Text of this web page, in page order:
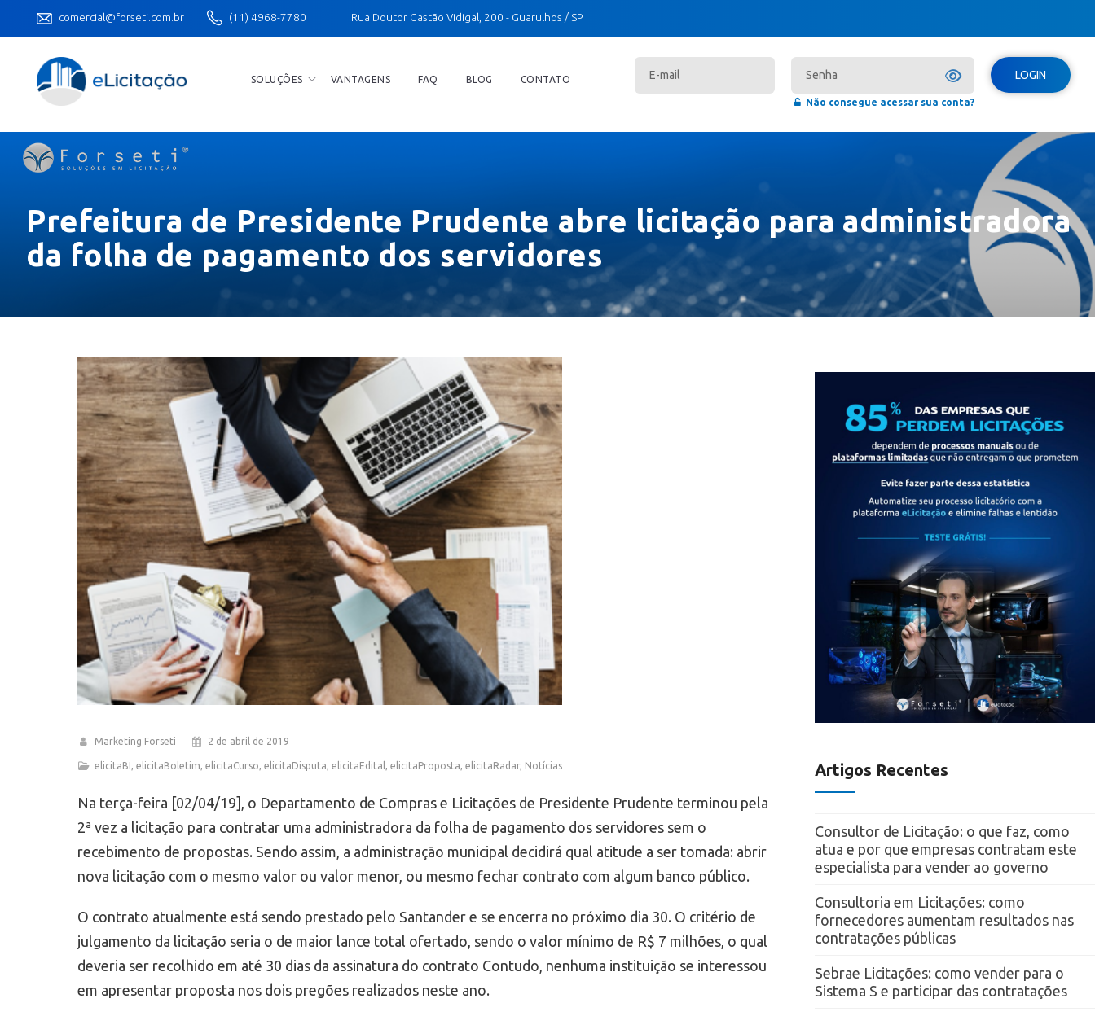
comercial@forseti.com.br (11) 4968-7780 Rua Doutor Gastão Vidigal, 200 - Guarulhos / SP
SOLUÇÕES VANTAGENS FAQ BLOG CONTATO
Não consegue acessar sua conta?
LOGIN
Prefeitura de Presidente Prudente abre licitação para administradora
da folha de pagamento dos servidores
Marketing Forseti 2 de abril de 2019
elicitaBI elicitaBoletim elicitaCurso elicitaDisputa elicitaEdital elicitaProposta elicitaRadar, Notícias
Na terça-feira [02/04/19], o Departamento de Compras e Licitações de Presidente Prudente terminou pela
2ª vez a licitação para contratar uma administradora da folha de pagamento dos servidores sem o
recebimento de propostas. Sendo assim, a administração municipal decidirá qual atitude a ser tomada: abrir
nova licitação com o mesmo valor ou valor menor, ou mesmo fechar contrato com algum banco público.
O contrato atualmente está sendo prestado pelo Santander e se encerra no próximo dia 30. O critério de
julgamento da licitação seria o de maior lance total ofertado, sendo o valor mínimo de R$ 7 milhões, o qual
deveria ser recolhido em até 30 dias da assinatura do contrato Contudo, nenhuma instituição se interessou
em apresentar proposta nos dois pregões realizados neste ano.
Artigos Recentes
Consultor de Licitação: o que faz, como
atua e por que empresas contratam este
especialista para vender ao governo
Consultoria em Licitações: como
fornecedores aumentam resultados nas
contratações públicas
Sebrae Licitações: como vender para o
Sistema S e participar das contratações